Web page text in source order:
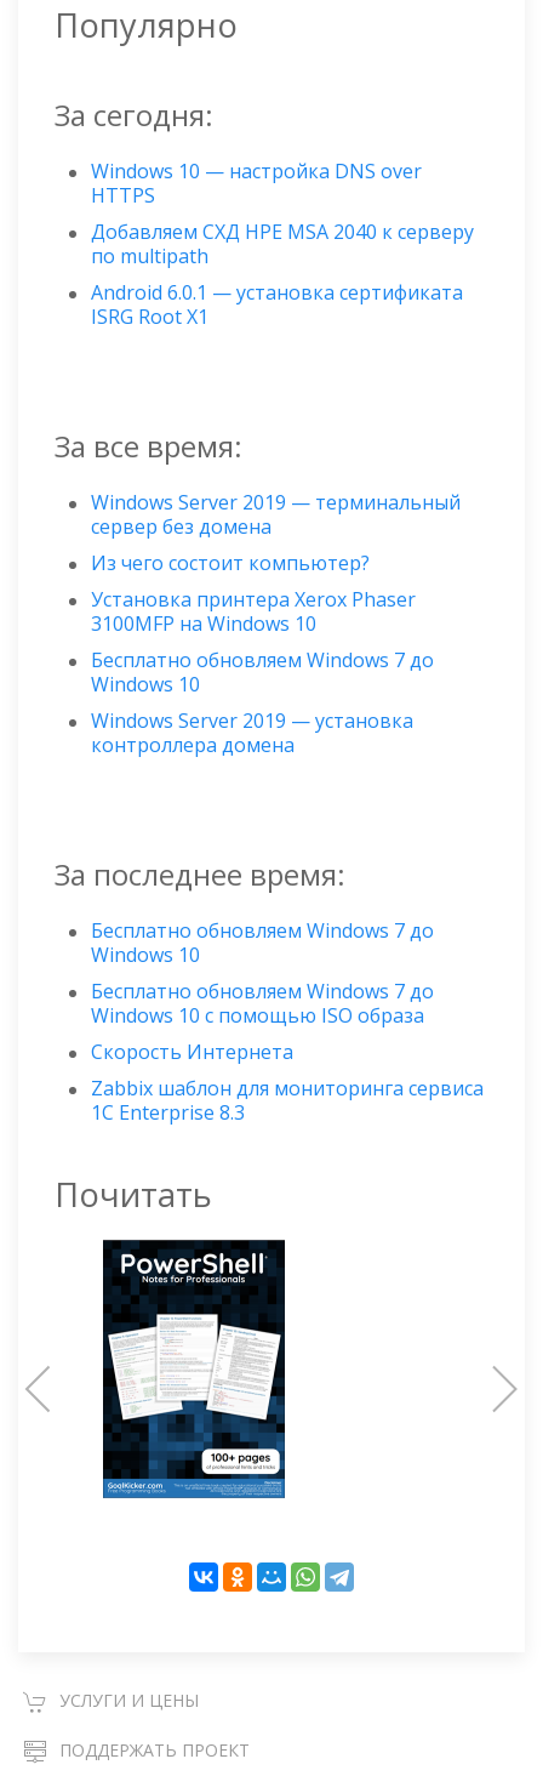
Популярно
За сегодня:
Windows 10 — настройка DNS over
HTTPS
Добавляем СХД HPE MSA 2040 к серверу
по multipath
Android 6.0.1 — установка сертификата
ISRG Root X1
За все время:
Windows Server 2019 — терминальный
сервер без домена
Из чего состоит компьютер?
Установка принтера Xerox Phaser
3100MFP на Windows 10
Бесплатно обновляем Windows 7 до
Windows 10
Windows Server 2019 — установка
контроллера домена
За последнее время:
Бесплатно обновляем Windows 7 до
Windows 10
Бесплатно обновляем Windows 7 до
Windows 10 с помощью ISO образа
Скорость Интернета
Zabbix шаблон для мониторинга сервиса
1C Enterprise 8.3
Почитать
УСЛУГИ И ЦЕНЫ
ПОДДЕРЖАТЬ ПРОЕКТ